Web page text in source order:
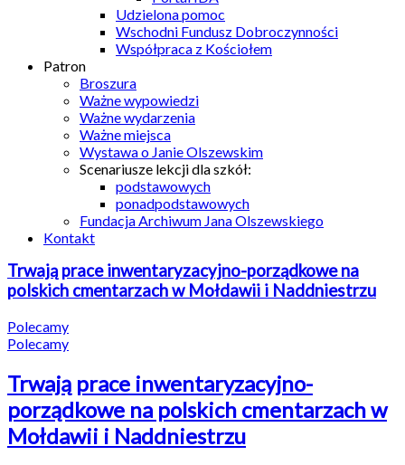
Udzielona pomoc
Wschodni Fundusz Dobroczynności
Współpraca z Kościołem
Patron
Broszura
Ważne wypowiedzi
Ważne wydarzenia
Ważne miejsca
Wystawa o Janie Olszewskim
Scenariusze lekcji dla szkół:
podstawowych
ponadpodstawowych
Fundacja Archiwum Jana Olszewskiego
Kontakt
Trwają prace inwentaryzacyjno-porządkowe na
polskich cmentarzach w Mołdawii i Naddniestrzu
Polecamy
Polecamy
Trwają prace inwentaryzacyjno-
porządkowe na polskich cmentarzach w
Mołdawii i Naddniestrzu